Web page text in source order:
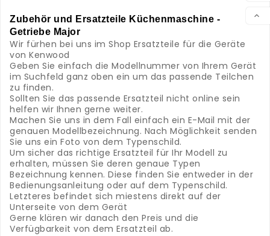

Zubehör und Ersatzteile Küchenmaschine -
Getriebe Major
Wir fürhen bei uns im Shop Ersatzteile für die Geräte
von Kenwood
Geben Sie einfach die Modellnummer von Ihrem Gerät
im Suchfeld ganz oben ein um das passende Teilchen
zu finden.
Sollten Sie das passende Ersatzteil nicht online sein
helfen wir Ihnen gerne weiter.
Machen Sie uns in dem Fall einfach ein E-Mail mit der
genauen Modellbezeichnung. Nach Möglichkeit senden
Sie uns ein Foto von dem Typenschild.
Um sicher das richtige Ersatzteil für Ihr Modell zu
erhalten, müssen Sie deren genaue Typen
Bezeichnung kennen. Diese finden Sie entweder in der
Bedienungsanleitung oder auf dem Typenschild.
Letzteres befindet sich miestens direkt auf der
Unterseite von dem Gerät
Gerne klären wir danach den Preis und die
Verfügbarkeit von dem Ersatzteil ab.